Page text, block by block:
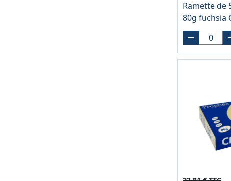
Ramette de
80g fuchsia